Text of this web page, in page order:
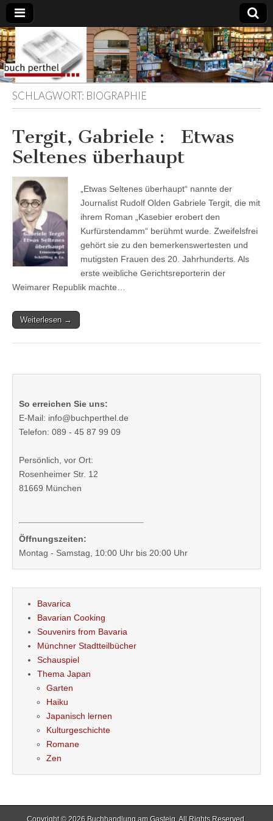
Buchhandlung
am Gasteig
SCHLAGWORT: BIOGRAPHIE
Tergit, Gabriele : Etwas
Seltenes überhaupt
„Etwas Seltenes überhaupt“ nannte der
Journalist Rudolf Olden Gabriele Tergit, die mit
ihrem Roman „Kasebier erobert den
Kurfürstendamm“ berühmt wurde. Zweifelsfrei
gehört sie zu den bemerkenswertesten und
mutigsten Frauen des 20. Jahrhunderts. Als
erste weibliche Gerichtsreporterin der
Weimarer Republik machte…
Weiterlesen →
So erreichen Sie uns:
E-Mail: info@buchperthel.de
Telefon: 089 - 45 87 99 09
Persönlich, vor Ort:
Rosenheimer Str. 12
81669 München
Öffnungszeiten:
Montag - Samstag, 10:00 Uhr bis 20:00 Uhr
Bavarica
Bavarian Cooking
Souvenirs from Bavaria
Münchner Stadtteilbücher
Schauspiel
Thema Japan
Garten
Haiku
Japanisch lernen
Kulturgeschichte
Romane
Zen
Copyright © 2026 Buchhandlung am Gasteig . All Rights Reserved.